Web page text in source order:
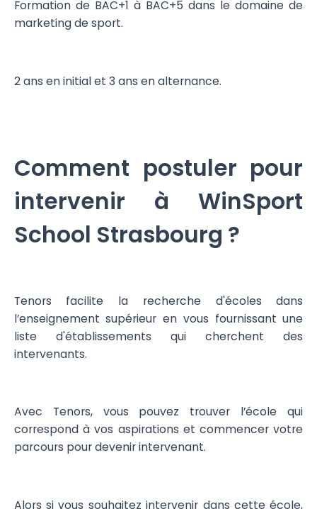
Formation de BAC+1 à BAC+5 dans le domaine de
marketing de sport.
2 ans en initial et 3 ans en alternance.
Comment postuler pour
intervenir à WinSport
School Strasbourg ?
Tenors facilite la recherche d'écoles dans
l’enseignement supérieur en vous fournissant une
liste d'établissements qui cherchent des
intervenants.
Avec Tenors, vous pouvez trouver l’école qui
correspond à vos aspirations et commencer votre
parcours pour devenir intervenant.
Alors si vous souhaitez intervenir dans cette école,